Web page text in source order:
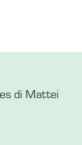
di Mattei